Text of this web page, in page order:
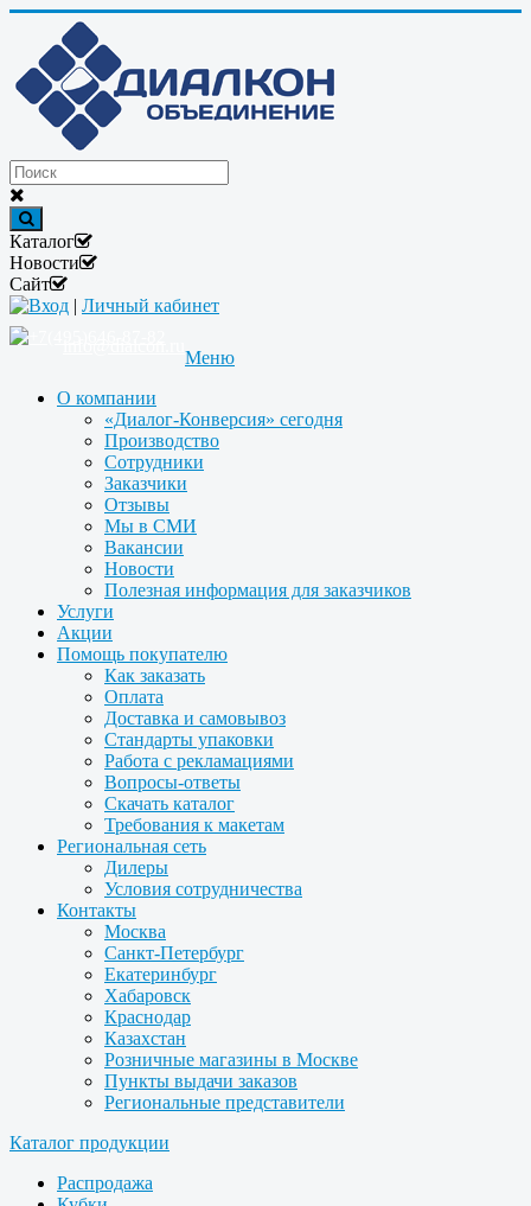
Каталог
Новости
Сайт
Вход | Личный кабинет
Меню
О компании
«Диалог-Конверсия» сегодня
Производство
Сотрудники
Заказчики
Отзывы
Мы в СМИ
Вакансии
Новости
Полезная информация для заказчиков
Услуги
Акции
Помощь покупателю
Как заказать
Оплата
Доставка и самовывоз
Стандарты упаковки
Работа с рекламациями
Вопросы-ответы
Скачать каталог
Требования к макетам
Региональная сеть
Дилеры
Условия сотрудничества
Контакты
Москва
Санкт-Петербург
Екатеринбург
Хабаровск
Краснодар
Казахстан
Розничные магазины в Москве
Пункты выдачи заказов
Региональные представители
Каталог продукции
Распродажа